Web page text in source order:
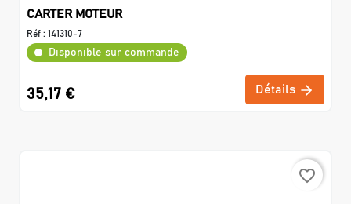
CARTER MOTEUR
Réf : 141310-7
Disponible sur commande
35,17 € Détails
favorite_border